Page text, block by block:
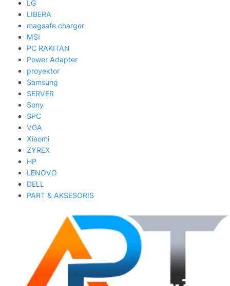
LG
LIBERA
magsafe charger
MSI
PC RAKITAN
Power Adapter
proyektor
Samsung
SERVER
Sony
SPC
VGA
Xiaomi
ZYREX
HP
LENOVO
DELL
PART & AKSESORIS